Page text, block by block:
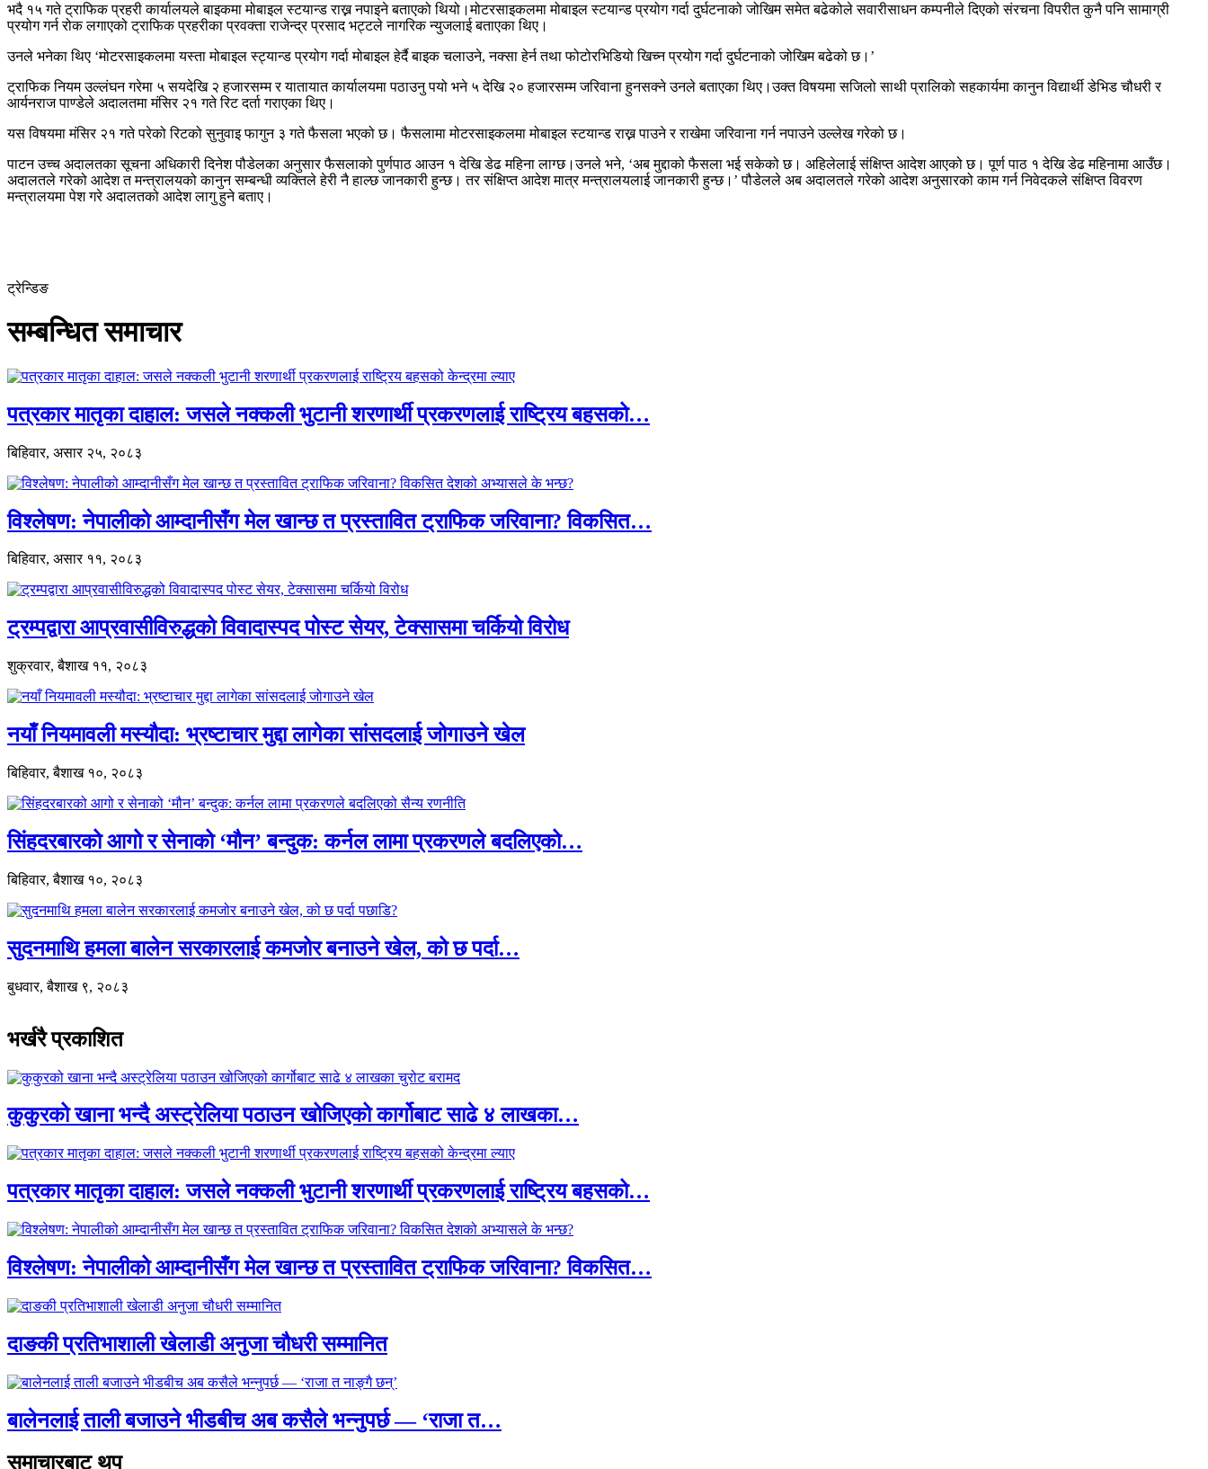
भदै १५ गते ट्राफिक प्रहरी कार्यालयले बाइकमा मोबाइल स्टयान्ड राख्न नपाइने बताएको थियो।मोटरसाइकलमा मोबाइल स्टयान्ड प्रयोग गर्दा दुर्घटनाको जोखिम समेत बढेकोले सवारीसाधन कम्पनीले दिएको संरचना विपरीत कुनै पनि सामाग्री
प्रयोग गर्न रोक लगाएको ट्राफिक प्रहरीका प्रवक्ता राजेन्द्र प्रसाद भट्टले नागरिक न्युजलाई बताएका थिए।
उनले भनेका थिए ‘मोटरसाइकलमा यस्ता मोबाइल स्ट्यान्ड प्रयोग गर्दा मोबाइल हेर्दै बाइक चलाउने, नक्सा हेर्न तथा फोटोरभिडियो खिच्न प्रयोग गर्दा दुर्घटनाको जोखिम बढेको छ।’
ट्राफिक नियम उल्लंघन गरेमा ५ सयदेखि २ हजारसम्म र यातायात कार्यालयमा पठाउनु पयो भने ५ देखि २० हजारसम्म जरिवाना हुनसक्ने उनले बताएका थिए।उक्त विषयमा सजिलो साथी प्रालिकाे सहकार्यमा कानुन विद्यार्थी डेभिड चौधरी र
आर्यनराज पाण्डेले अदालतमा मंसिर २१ गते रिट दर्ता गराएका थिए।
यस विषयमा मंसिर २१ गते परेको रिटको सुनुवाइ फागुन ३ गते फैसला भएको छ। फैसलामा मोटरसाइकलमा मोबाइल स्टयान्ड राख्न पाउने र राखेमा जरिवाना गर्न नपाउने उल्लेख गरेको छ।
पाटन उच्च अदालतका सूचना अधिकारी दिनेश पौडेलका अनुसार फैसलाको पुर्णपाठ आउन १ देखि डेढ महिना लाग्छ।उनले भने, ‘अब मुद्दाको फैसला भई सकेको छ। अहिलेलाई संक्षिप्त आदेश आएको छ। पूर्ण पाठ १ देखि डेढ महिनामा आउँछ।
अदालतले गरेको आदेश त मन्त्रालयको कानुन सम्बन्धी व्यक्तिले हेरी नै हाल्छ जानकारी हुन्छ। तर संक्षिप्त आदेश मात्र मन्त्रालयलाई जानकारी हुन्छ।’ पौडेलले अब अदालतले गरेको आदेश अनुसारको काम गर्न निवेदकले संक्षिप्त विवरण
मन्त्रालयमा पेश गरे अदालतको आदेश लागु हुने बताए।
ट्रेन्डिङ
सम्बन्धित समाचार
पत्रकार मातृका दाहाल: जसले नक्कली भुटानी शरणार्थी प्रकरणलाई राष्ट्रिय बहसको…
बिहिवार, असार २५, २०८३
विश्लेषण: नेपालीको आम्दानीसँग मेल खान्छ त प्रस्तावित ट्राफिक जरिवाना? विकसित…
बिहिवार, असार ११, २०८३
ट्रम्पद्वारा आप्रवासीविरुद्धको विवादास्पद पोस्ट सेयर, टेक्सासमा चर्कियो विरोध
शुक्रवार, बैशाख ११, २०८३
नयाँ नियमावली मस्यौदा: भ्रष्टाचार मुद्दा लागेका सांसदलाई जोगाउने खेल
बिहिवार, बैशाख १०, २०८३
सिंहदरबारको आगो र सेनाको ‘मौन’ बन्दुक: कर्नल लामा प्रकरणले बदलिएको…
बिहिवार, बैशाख १०, २०८३
सुदनमाथि हमला बालेन सरकारलाई कमजोर बनाउने खेल, को छ पर्दा…
बुधवार, बैशाख ९, २०८३
भर्खरै प्रकाशित
कुकुरको खाना भन्दै अस्ट्रेलिया पठाउन खोजिएको कार्गोबाट साढे ४ लाखका…
पत्रकार मातृका दाहाल: जसले नक्कली भुटानी शरणार्थी प्रकरणलाई राष्ट्रिय बहसको…
विश्लेषण: नेपालीको आम्दानीसँग मेल खान्छ त प्रस्तावित ट्राफिक जरिवाना? विकसित…
दाङकी प्रतिभाशाली खेलाडी अनुजा चौधरी सम्मानित
बालेनलाई ताली बजाउने भीडबीच अब कसैले भन्नुपर्छ — ‘राजा त…
समाचारबाट थप